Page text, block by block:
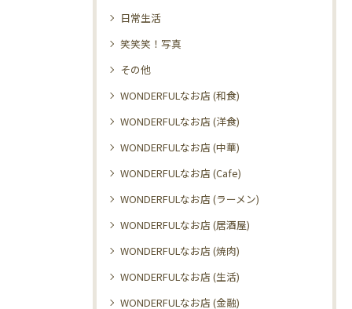
日常生活
笑笑笑！写真
その他
WONDERFULなお店 (和食)
WONDERFULなお店 (洋食)
WONDERFULなお店 (中華)
WONDERFULなお店 (Cafe)
WONDERFULなお店 (ラーメン)
WONDERFULなお店 (居酒屋)
WONDERFULなお店 (焼肉)
WONDERFULなお店 (生活)
WONDERFULなお店 (金融)